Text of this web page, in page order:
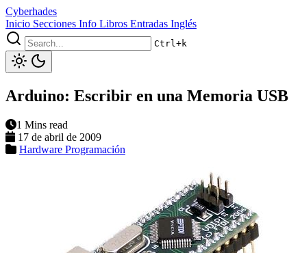
Cyberhades
Inicio Secciones Info Libros Entradas Inglés
Ctrl+k
Arduino: Escribir en una Memoria USB
1 Mins read
17 de abril de 2009
Hardware Programación